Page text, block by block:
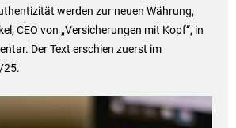
werden zur neuen Währung,
CEO von „Versicherungen mit Kopf“, in
Der Text erschien zuerst im
25.